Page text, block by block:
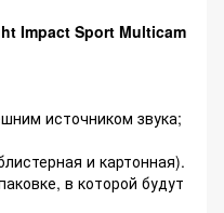
Impact Sport Multicam
источником звука;
и картонная).
в которой будут